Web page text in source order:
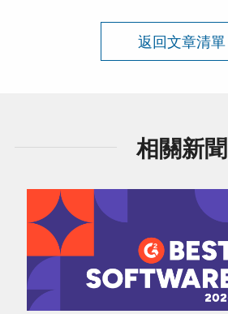
返回文章清單
相關新聞